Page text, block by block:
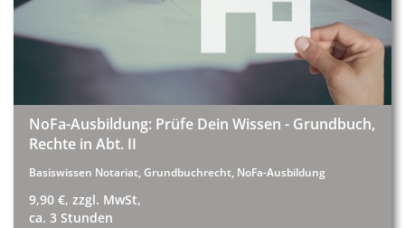
NoFa-Ausbildung: Prüfe Dein Wissen - Grundbuch,
Rechte in Abt. II
Basiswissen Notariat, Grundbuchrecht, NoFa-Ausbildung
9,90 €, zzgl. MwSt,
ca. 3 Stunden